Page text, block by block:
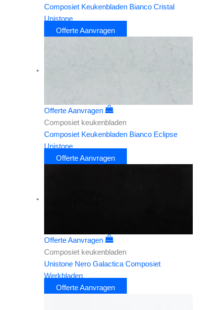
Composiet Keukenbladen Bianco Cristal
Unistone
Offerte Aanvragen
Offerte Aanvragen
Composiet keukenbladen
Composiet Keukenbladen Bianco Eclipse
Unistone
Offerte Aanvragen
Offerte Aanvragen
Composiet keukenbladen
Unistone Nero Galactica Composiet
Werkbladen
Offerte Aanvragen